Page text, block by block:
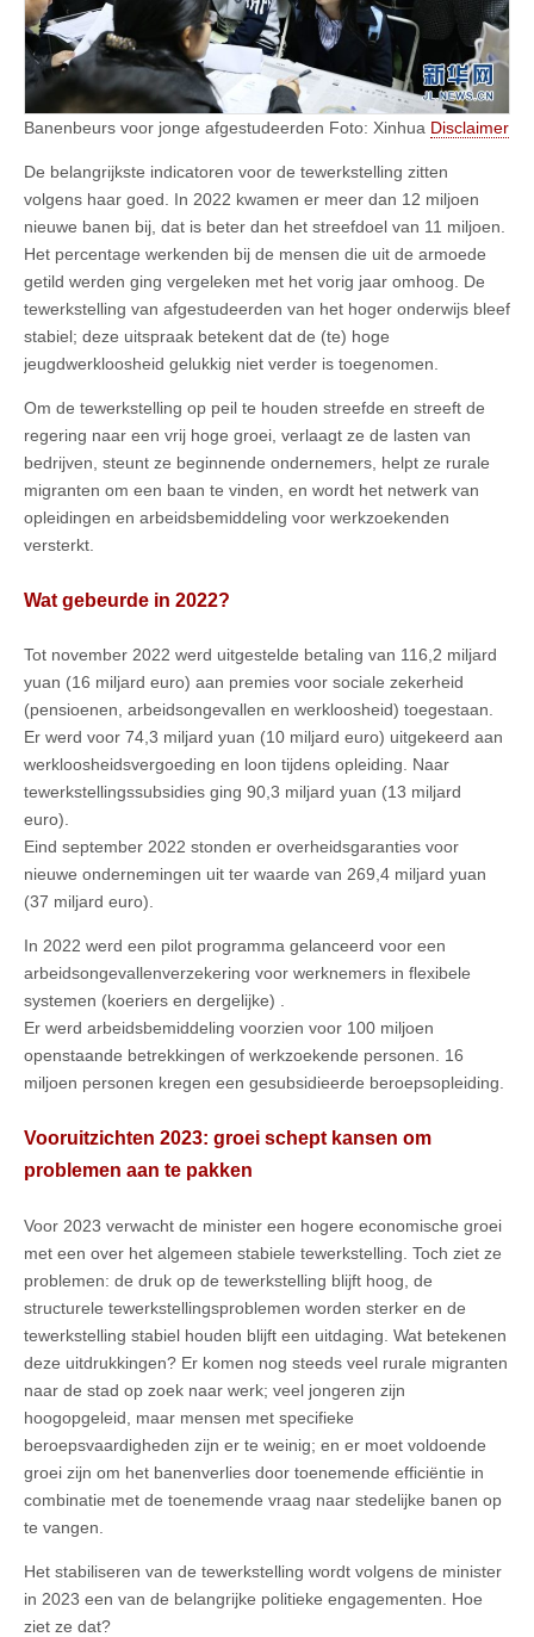
Banenbeurs voor jonge afgestudeerden Foto: Xinhua Disclaimer
De belangrijkste indicatoren voor de tewerkstelling zitten
volgens haar goed. In 2022 kwamen er meer dan 12 miljoen
nieuwe banen bij, dat is beter dan het streefdoel van 11 miljoen.
Het percentage werkenden bij de mensen die uit de armoede
getild werden ging vergeleken met het vorig jaar omhoog. De
tewerkstelling van afgestudeerden van het hoger onderwijs bleef
stabiel; deze uitspraak betekent dat de (te) hoge
jeugdwerkloosheid gelukkig niet verder is toegenomen.
Om de tewerkstelling op peil te houden streefde en streeft de
regering naar een vrij hoge groei, verlaagt ze de lasten van
bedrijven, steunt ze beginnende ondernemers, helpt ze rurale
migranten om een baan te vinden, en wordt het netwerk van
opleidingen en arbeidsbemiddeling voor werkzoekenden
versterkt.
Wat gebeurde in 2022?
Tot november 2022 werd uitgestelde betaling van 116,2 miljard
yuan (16 miljard euro) aan premies voor sociale zekerheid
(pensioenen, arbeidsongevallen en werkloosheid) toegestaan.
Er werd voor 74,3 miljard yuan (10 miljard euro) uitgekeerd aan
werkloosheidsvergoeding en loon tijdens opleiding. Naar
tewerkstellingssubsidies ging 90,3 miljard yuan (13 miljard
euro).
Eind september 2022 stonden er overheidsgaranties voor
nieuwe ondernemingen uit ter waarde van 269,4 miljard yuan
(37 miljard euro).
In 2022 werd een pilot programma gelanceerd voor een
arbeidsongevallenverzekering voor werknemers in flexibele
systemen (koeriers en dergelijke) .
Er werd arbeidsbemiddeling voorzien voor 100 miljoen
openstaande betrekkingen of werkzoekende personen. 16
miljoen personen kregen een gesubsidieerde beroepsopleiding.
Vooruitzichten 2023: groei schept kansen om
problemen aan te pakken
Voor 2023 verwacht de minister een hogere economische groei
met een over het algemeen stabiele tewerkstelling. Toch ziet ze
problemen: de druk op de tewerkstelling blijft hoog, de
structurele tewerkstellingsproblemen worden sterker en de
tewerkstelling stabiel houden blijft een uitdaging. Wat betekenen
deze uitdrukkingen? Er komen nog steeds veel rurale migranten
naar de stad op zoek naar werk; veel jongeren zijn
hoogopgeleid, maar mensen met specifieke
beroepsvaardigheden zijn er te weinig; en er moet voldoende
groei zijn om het banenverlies door toenemende efficiëntie in
combinatie met de toenemende vraag naar stedelijke banen op
te vangen.
Het stabiliseren van de tewerkstelling wordt volgens de minister
in 2023 een van de belangrijke politieke engagementen. Hoe
ziet ze dat?